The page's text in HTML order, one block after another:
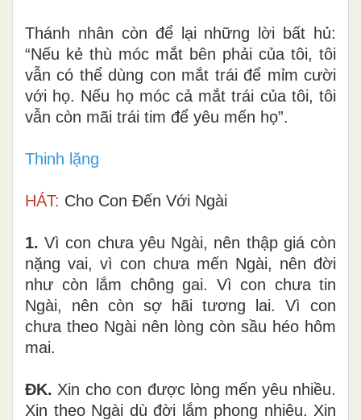
Thánh nhân còn để lại những lời bất hủ:
“Nếu kẻ thù móc mắt bên phải của tôi, tôi
vẫn có thể dùng con mắt trái để mỉm cười
với họ. Nếu họ móc cả mắt trái của tôi, tôi
vẫn còn mãi trái tim để yêu mến họ”.
Thinh lặng
HÁT: Cho Con Đến Với Ngài
1. Vì con chưa yêu Ngài, nên thập giá còn
nặng vai, vì con chưa mến Ngài, nên đời
như còn lắm chông gai. Vì con chưa tin
Ngài, nên còn sợ hãi tương lai. Vì con
chưa theo Ngài nên lòng còn sầu héo hôm
mai.
ĐK. Xin cho con được lòng mến yêu nhiều.
Xin theo Ngài dù đời lắm phong nhiêu. Xin